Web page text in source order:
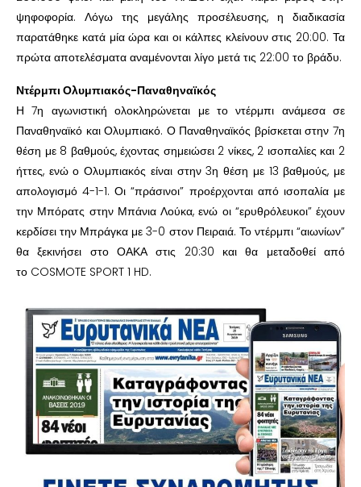
ψηφοφορία. Λόγω της μεγάλης προσέλευσης, η διαδικασία
παρατάθηκε κατά μία ώρα και οι κάλπες κλείνουν στις 20:00. Τα
πρώτα αποτελέσματα αναμένονται λίγο μετά τις 22:00 το βράδυ.
Ντέρμπι Ολυμπιακός-Παναθηναϊκός
Η 7η αγωνιστική ολοκληρώνεται με το ντέρμπι ανάμεσα σε
Παναθηναϊκό και Ολυμπιακό. Ο Παναθηναϊκός βρίσκεται στην 7η
θέση με 8 βαθμούς, έχοντας σημειώσει 2 νίκες, 2 ισοπαλίες και 2
ήττες, ενώ ο Ολυμπιακός είναι στην 3η θέση με 13 βαθμούς, με
απολογισμό 4-1-1. Οι “πράσινοι” προέρχονται από ισοπαλία με
την Μπόρατς στην Μπάνια Λούκα, ενώ οι “ερυθρόλευκοι” έχουν
κερδίσει την Μπράγκα με 3-0 στον Πειραιά. Το ντέρμπι “αιωνίων”
θα ξεκινήσει στο ΟΑΚΑ στις 20:30 και θα μεταδοθεί από
το COSMOTE SPORT 1 HD.